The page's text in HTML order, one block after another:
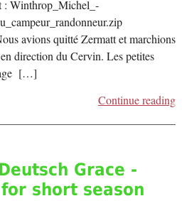
: Winthrop_Michel_-
avions quitté Zermatt et marchions
direction du Cervin. Les petites
[…]
Continue reading
Grace -
short season